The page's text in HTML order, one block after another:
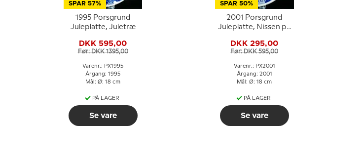
SPAR 57%
1995 Porsgrund
Juleplatte, Juletræ
DKK 595,00
Før: DKK 1395,00
Varenr.: PX1995
Årgang: 1995
Mål: Ø: 18 cm
PÅ LAGER
Se vare
SPAR 50%
2001 Porsgrund
Juleplatte, Nissen på
DKK 295,00
Før: DKK 595,00
Varenr.: PX2001
Årgang: 2001
Mål: Ø: 18 cm
PÅ LAGER
Se vare